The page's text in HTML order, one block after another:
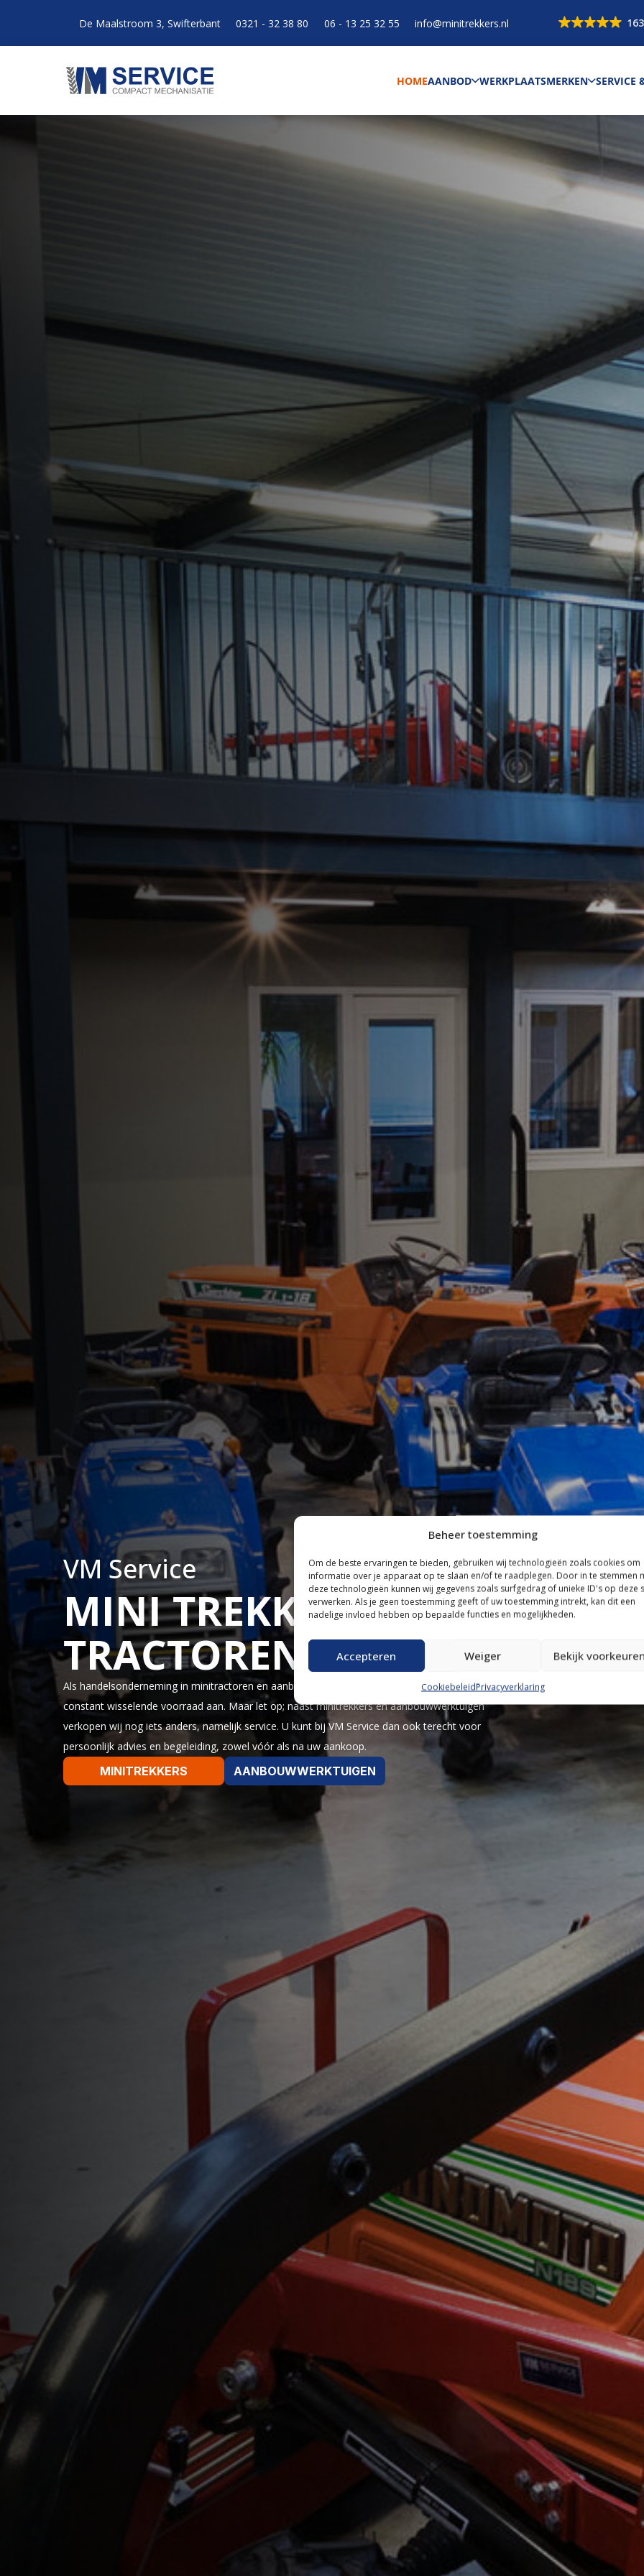
Beheer toestemming
Om de beste ervaringen te bieden, gebruiken wij technologieën zoals cookies om
informatie over je apparaat op te slaan en/of te raadplegen. Door in te stemmen
deze technologieën kunnen wij gegevens zoals surfgedrag of unieke ID's op deze
verwerken. Als je geen toestemming geeft of uw toestemming intrekt, kan dit een
nadelige invloed hebben op bepaalde functies en mogelijkheden.
Accepteren Weiger Bekijk
CookiebeleidPrivacyverklaring
De Maalstroom 3, Swifterbant 0321 - 32 38 80 06 - 13 25 32 55 info@minitrekkers.nl
HOMEAANBOD WERKPLAATSMERKEN SERVICE
VM Service
MINI TREKKERS EN
TRACTOREN
Als handelsonderneming in minitractoren en aanbouwwerktuigen bieden wij u een zeer diverse en
constant wisselende voorraad aan. Maar let op; naast minitrekkers en aanbouwwerktuigen
verkopen wij nog iets anders, namelijk service. U kunt bij VM Service dan ook terecht voor
persoonlijk advies en begeleiding, zowel vóór als na uw aankoop.
MINITREKKERS AANBOUWWERKTUIGEN